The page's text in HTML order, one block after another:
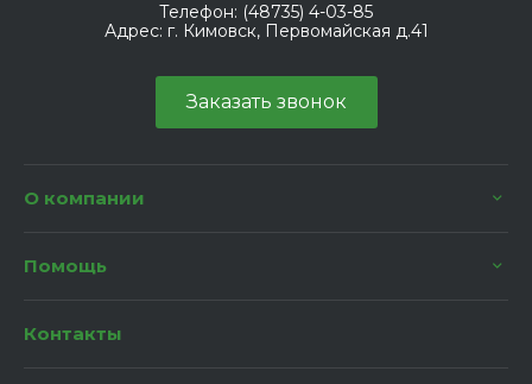
Телефон: (48735) 4-03-85
Адрес: г. Кимовск, Первомайская д.41
Заказать звонок
О компании
Помощь
Контакты